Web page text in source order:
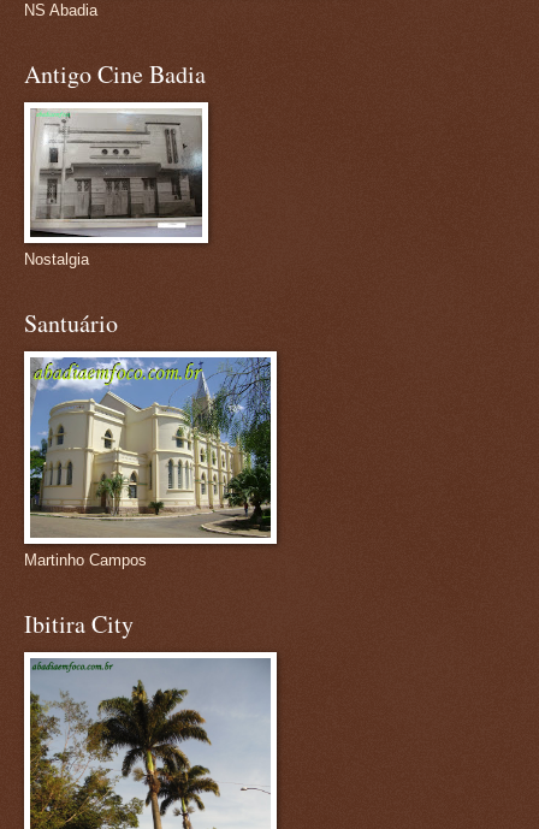
NS Abadia
Antigo Cine Badia
Nostalgia
Santuário
Martinho Campos
Ibitira City